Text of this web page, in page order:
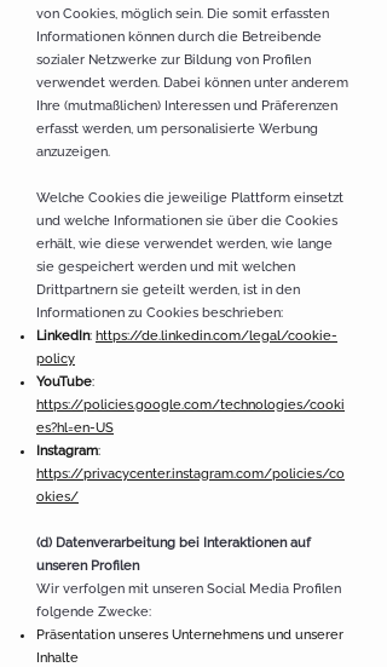
von Cookies, möglich sein. Die somit erfassten
Informationen können durch die Betreibende
sozialer Netzwerke zur Bildung von Profilen
verwendet werden. Dabei können unter anderem
Ihre (mutmaßlichen) Interessen und Präferenzen
erfasst werden, um personalisierte Werbung
anzuzeigen.
Welche Cookies die jeweilige Plattform einsetzt
und welche Informationen sie über die Cookies
erhält, wie diese verwendet werden, wie lange
sie gespeichert werden und mit welchen
Drittpartnern sie geteilt werden, ist in den
Informationen zu Cookies beschrieben:
LinkedIn: https://de.linkedin.com/legal/cookie-
policy
YouTube:
https://policies.google.com/technologies/cooki
es?hl=en-US
Instagram:
https://privacycenter.instagram.com/policies/co
okies/
(d) Datenverarbeitung bei Interaktionen auf
unseren Profilen
Wir verfolgen mit unseren Social Media Profilen
folgende Zwecke:
Präsentation unseres Unternehmens und unserer
Inhalte